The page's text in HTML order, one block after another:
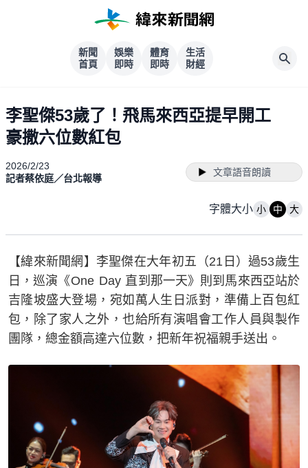
新聞
首頁
娛樂
即時
體育
即時
生活
財經
李聖傑53歲了！飛馬來西亞提早開工
豪撒六位數紅包
2026/2/23
記者蔡依庭／台北報導
文章語音朗讀
字體大小 小 中 大
【緯來新聞網】李聖傑在大年初五（21日）過53歲生
日，巡演《One Day 直到那一天》則到馬來西亞站於
吉隆坡盛大登場，宛如萬人生日派對，準備上百包紅
包，除了家人之外，也給所有演唱會工作人員與製作
團隊，總金額高達六位數，把新年祝福親手送出。